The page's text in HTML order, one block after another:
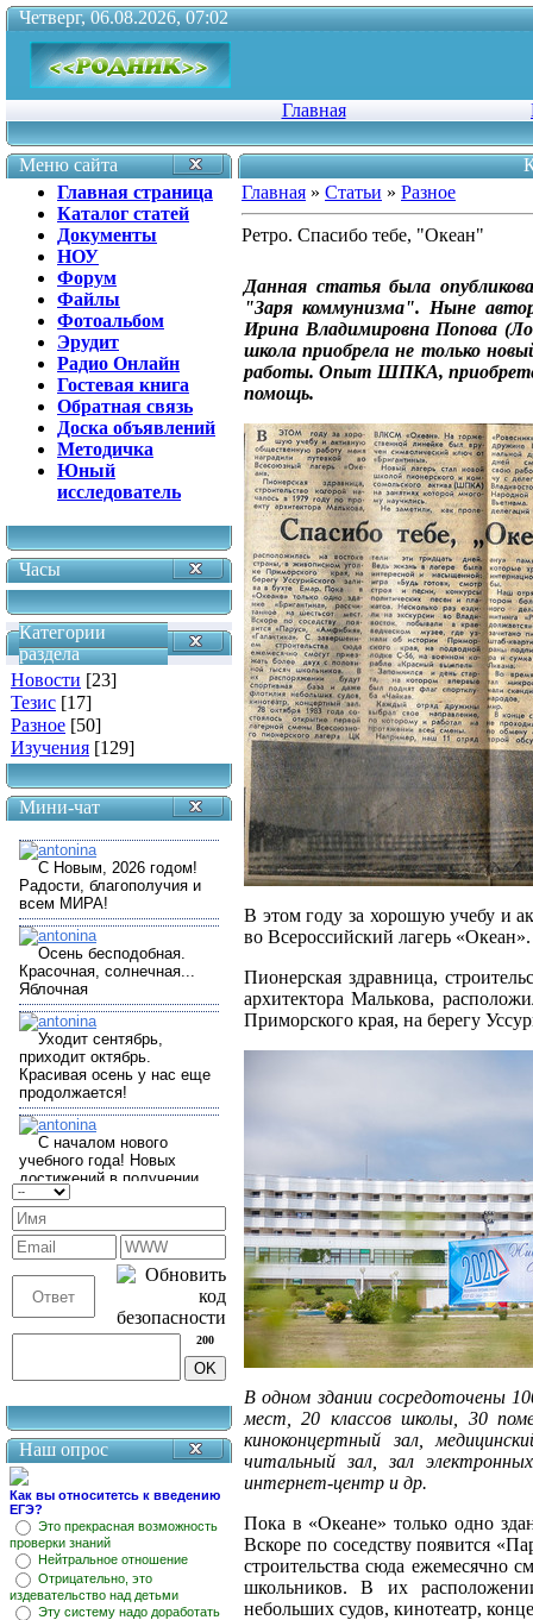
Четверг, 06.08.2026, 07:02
Главная
Меню сайта
Главная страница
Каталог статей
Документы
НОУ
Форум
Файлы
Фотоальбом
Эрудит
Радио Онлайн
Гостевая книга
Обратная связь
Доска объявлений
Методичка
Юный
исследователь
Часы
Категории
раздела
Новости [23]
Тезис [17]
Разное [50]
Изучения [129]
Мини-чат
200
Наш опрос
Как вы относитетсь к введению
ЕГЭ?
Это прекрасная возможность
проверки знаний
Нейтральное отношение
Отрицательно, это
издевательство над детьми
Эту систему надо доработать
Главная » Статьи » Разное
Ретро. Спасибо тебе, "Океан"
Данная статья была
"Заря коммунизма". Ныне
Ирина Владимировна Попова
школа приобрела не только
работы. Опыт ШПКА,
помощь.
В этом году за хорошую учебу и
во Всероссийский лагерь «Океан».
Пионерская здравница,
архитектора Малькова,
Приморского края, на берегу
В одном здании сосредоточены
мест, 20 классов школы, 30
киноконцертный зал,
читальный зал, зал
интернет-центр и др.
Пока в «Океане» только одно
Вскоре по соседству появится
строительства сюда ежемесячно
школьников. В их
небольших судов, кинотеатр,